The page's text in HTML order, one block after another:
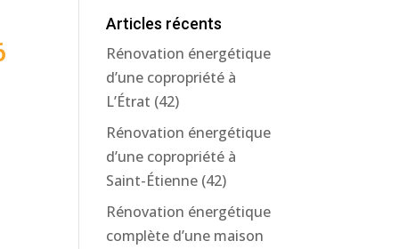
Articles récents
Rénovation énergétique
d’une copropriété à
L’Étrat (42)
Rénovation énergétique
d’une copropriété à
Saint-Étienne (42)
Rénovation énergétique
complète d’une maison